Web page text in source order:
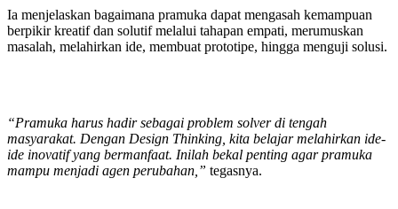
Ia menjelaskan bagaimana pramuka dapat mengasah kemampuan
berpikir kreatif dan solutif melalui tahapan empati, merumuskan
masalah, melahirkan ide, membuat prototipe, hingga menguji solusi.
“Pramuka harus hadir sebagai problem solver di tengah
masyarakat. Dengan Design Thinking, kita belajar melahirkan ide-
ide inovatif yang bermanfaat. Inilah bekal penting agar pramuka
mampu menjadi agen perubahan,” tegasnya.